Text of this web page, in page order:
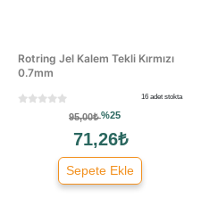
Rotring Jel Kalem Tekli Kırmızı
0.7mm
16 adet stokta
95,00₺%25
71,26₺
Sepete Ekle